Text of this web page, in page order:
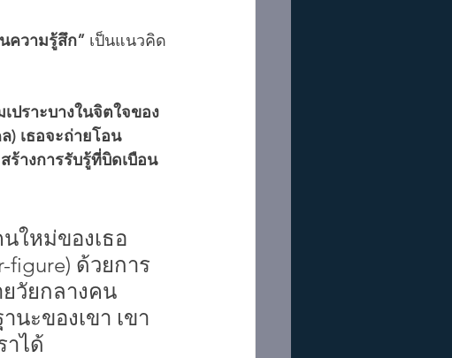
ความรู้สึก” เป็นแนวคิด
ปราะบางในจิตใจของ
) เธอจะถ่ายโอน
างการรับรู้ที่บิดเบือน
ใหม่ของเธอ
ด้วยการ
ยวัยกลางคน
นะของเขา เขา
าได้